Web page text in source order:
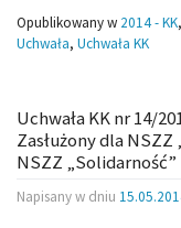
Opublikowany w 2014 - KK,
Uchwała, Uchwała KK
Uchwała KK nr 14/
Zasłużony dla
NSZZ „Solidarność”
Napisany w dniu